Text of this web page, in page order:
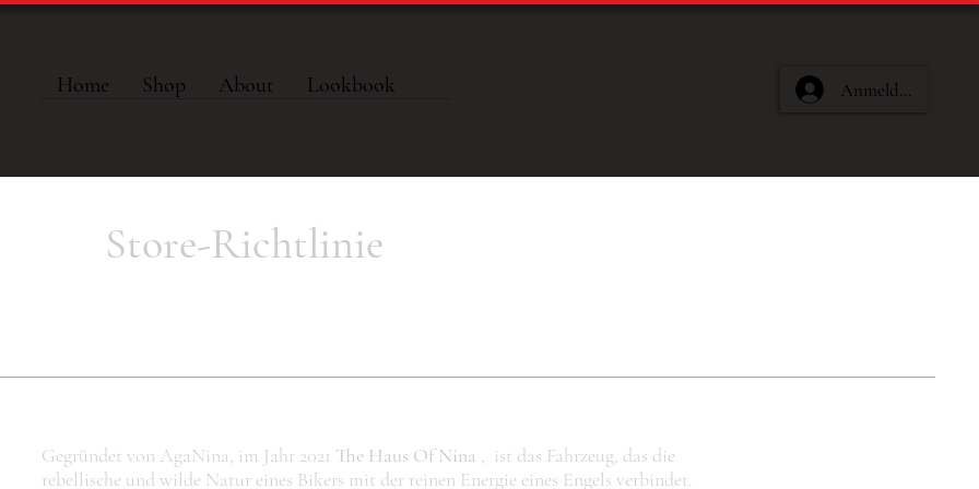
Home Shop About Lookbook Anmelden
Store-Richtlinie
Gegründet von AgaNina, im Jahr 2021 The Haus Of Nina , ist das Fahrzeug, das die
rebellische und wilde Natur eines Bikers mit der reinen Energie eines Engels verbindet.